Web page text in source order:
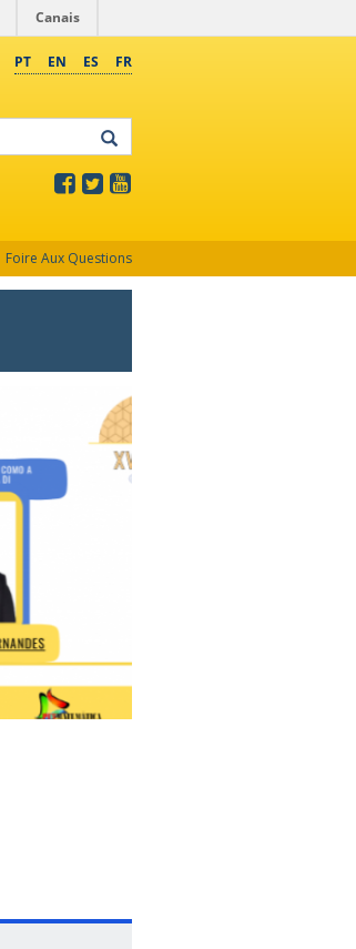
Canais
PT EN ES FR
Foire Aux Questions